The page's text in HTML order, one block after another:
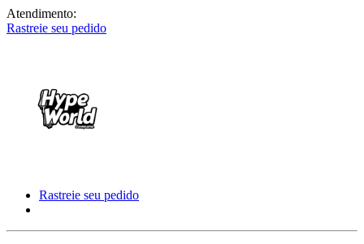
Atendimento:
Rastreie seu pedido
Rastreie seu pedido